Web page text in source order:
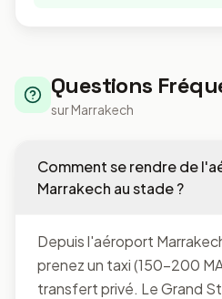
Questions
surMarrakech
Comment se rendre de
Marrakech au stade ?
Depuis l'aéroport
prenez un taxi (150-200
transfert privé. Le Grand